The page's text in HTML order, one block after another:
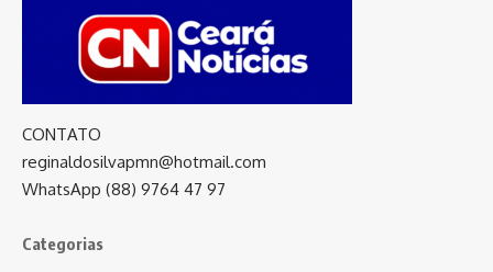
CONTATO
reginaldosilvapmn@hotmail.com
WhatsApp (88) 9764 47 97
Categorias